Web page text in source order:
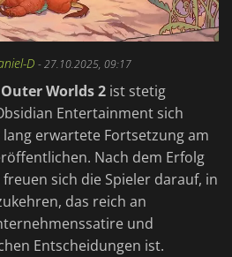
D -27.10.2025, 09:17
Worlds 2 ist stetig
Entertainment sich
erwartete Fortsetzung am
Nach dem Erfolg
sich die Spieler darauf, in
das reich an
und
Entscheidungen ist.